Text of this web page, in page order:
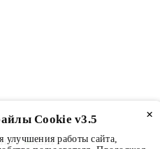
×
Cookie v3.5
работы сайта,